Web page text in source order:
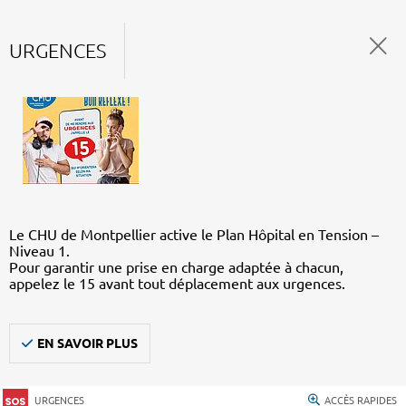
URGENCES
Le CHU de Montpellier active le Plan Hôpital en Tension –
Niveau 1.
Pour garantir une prise en charge adaptée à chacun,
appelez le 15 avant tout déplacement aux urgences.
EN SAVOIR PLUS
URGENCES ACCÈS RAPIDES